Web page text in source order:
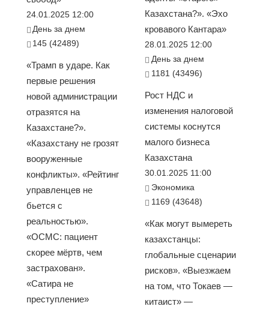
24.01.2025 12:00
День за днем
145 (42489)
«Трамп в ударе. Как
первые решения
новой администрации
отразятся на
Казахстане?».
«Казахстану не грозят
вооруженные
конфликты». «Рейтинг
управленцев не
бьется с
реальностью».
«ОСМС: пациент
скорее мёртв, чем
застрахован».
«Сатира не
преступление»
Казахстана?». «Эхо
кровавого Кантара»
28.01.2025 12:00
День за днем
1181 (43496)
Рост НДС и
изменения налоговой
системы коснутся
малого бизнеса
Казахстана
30.01.2025 11:00
Экономика
1169 (43648)
«Как могут вымереть
казахстанцы:
глобальные сценарии
рисков». «Выезжаем
на том, что Токаев —
китаист» —